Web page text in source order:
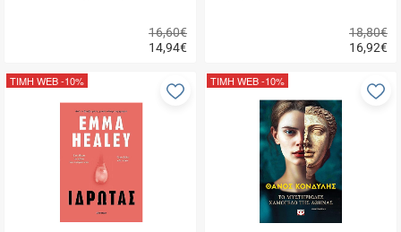
14,94€
16,60€
αγορά
16,92€
18,80€
αγορά
ΤΙΜΗ WEB-10%
Προσθήκη
αγαπημένα
ΤΙΜΗ WEB-10%